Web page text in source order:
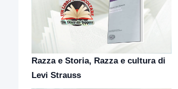
Razza e Storia, Razza e cultura di
Levi Strauss